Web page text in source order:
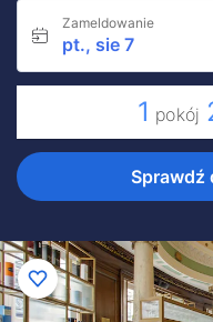
Zameldowanie
pt., sie 7
1 pokój
Sprawdź